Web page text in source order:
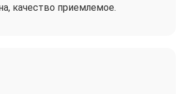
качество приемлемое.